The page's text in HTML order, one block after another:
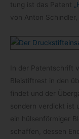
tung ist das Patent
von Anton Schind­ler,
In der Patent­schrift
Blei­stift­rest in den
fin­det und der
son­dern ver­dickt ist
ein hül­sen­för­mi­ger
schaf­fen, des­sen